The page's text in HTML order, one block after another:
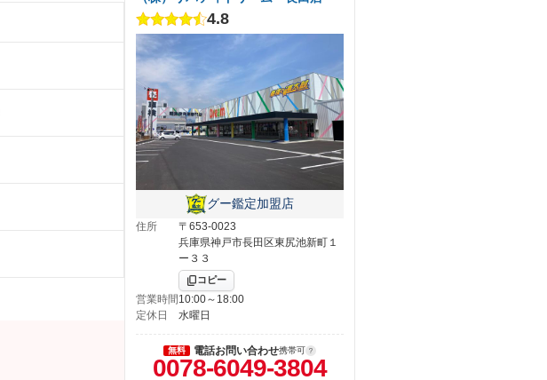
4.8
グー鑑定加盟店
住所
〒653-0023
兵庫県神戸市長田区東尻池新町１
ー３３
コピー
営業時間10:00～18:00
定休日
水曜日
無料 電話お問い合わせ携帯可
0078-6049-3804